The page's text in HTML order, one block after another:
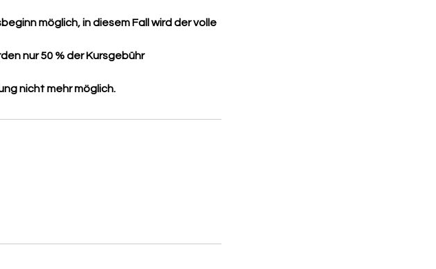
möglich, in diesem Fall wird der volle
nur 50 % der Kursgebühr
nicht mehr möglich.